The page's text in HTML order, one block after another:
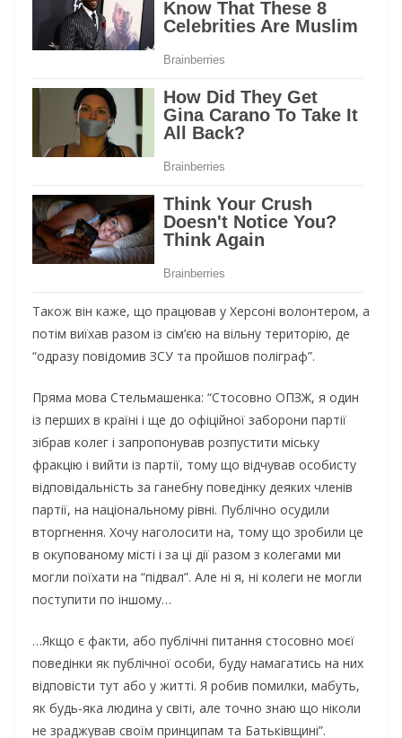
Також він каже, що працював у Херсоні волонтером, а
потім виїхав разом із сім’єю на вільну територію, де
“одразу повідомив ЗСУ та пройшов поліграф”.
Пряма мова Стельмашенка: “Стосовно ОПЗЖ, я один
із перших в країні і ще до офіційної заборони партії
зібрав колег і запропонував розпустити міську
фракцію і вийти із партії, тому що відчував особисту
відповідальність за ганебну поведінку деяких членів
партії, на національному рівні. Публічно осудили
вторгнення. Хочу наголосити на, тому що зробили це
в окупованому місті і за ці дії разом з колегами ми
могли поїхати на “підвал”. Але ні я, ні колеги не могли
поступити по іншому…
…Якщо є факти, або публічні питання стосовно моєї
поведінки як публічної особи, буду намагатись на них
відповісти тут або у житті. Я робив помилки, мабуть,
як будь-яка людина у світі, але точно знаю що ніколи
не зраджував своїм принципам та Батьківщині”.